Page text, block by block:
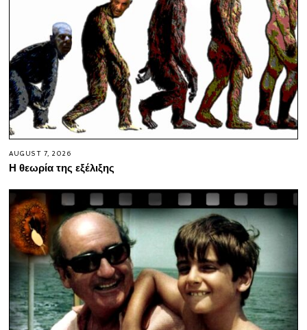
AUGUST 7, 2026
Η θεωρία της εξέλιξης